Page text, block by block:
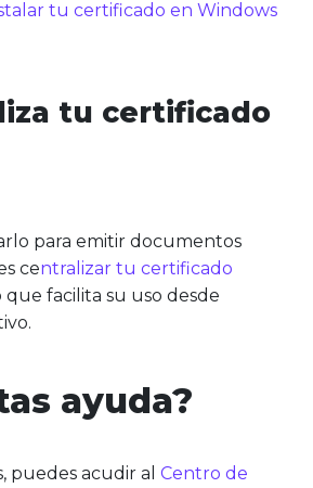
tu certificado en Windows
tu certificado
para emitir documentos
centralizar tu certificado
que facilita su uso desde
ayuda?
puedes acudir alCentro de